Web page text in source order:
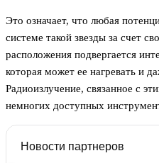
Это означает, что любая
системе такой звезды за счет
расположения подвергается
которая может ее нагревать и
Радиоизлучение, связанное с
немногих доступных
Новости партнеров